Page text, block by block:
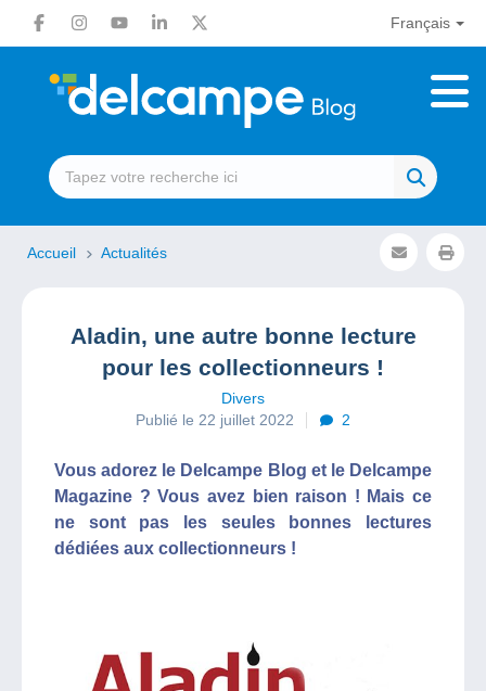
Français
Accueil Actualités
Aladin, une autre bonne lecture
pour les collectionneurs !
Divers
Publié le 22 juillet 2022
2
Vous adorez le Delcampe Blog et le Delcampe
Magazine ? Vous avez bien raison ! Mais ce
ne sont pas les seules bonnes lectures
dédiées aux collectionneurs !